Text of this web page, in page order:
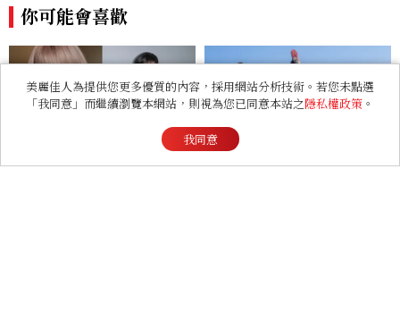
性的時尚企劃，風格中性、先鋒、優雅，具
高度個人特色與前衛視覺表現。 Contac
t：alfie_hsu@mctw.com.tw
你可能會喜歡
LE SSERAFIM小櫻花宮脇
【星星教授安格斯 8/10-8/1
美麗佳人為提供您更多優質的內容，採用網站分析技術。若您未點選
「我同意」而繼續瀏覽本網站，則視為您已同意本站之隱私權政策 。
我同意